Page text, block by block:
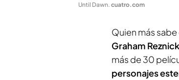
Until Dawn. cuatro.com
Quien más
Graham Reznick
más de 30
personajes